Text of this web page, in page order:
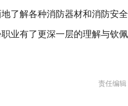
了解各种消防器材和消防安
业有了更深一层的理解与钦
责任编